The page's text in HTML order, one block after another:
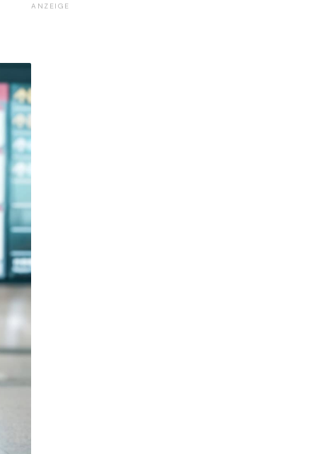
ANZEIGE